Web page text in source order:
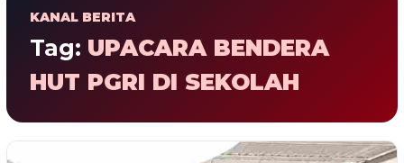
KANAL BERITA
Tag: UPACARA BENDERA
HUT PGRI DI SEKOLAH